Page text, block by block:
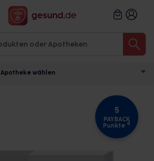
Apotheke wählen
5
PAYBACK
Punkte 4